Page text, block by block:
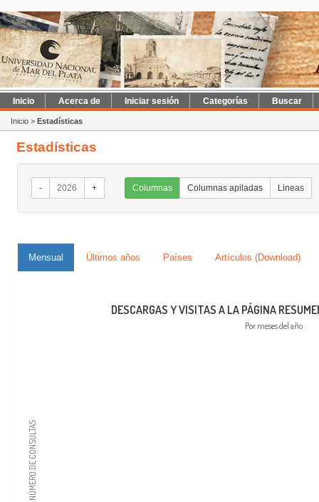
Inicio Acerca de Iniciar sesión Categorías Buscar
Inicio > Estadísticas
Estadísticas
- 2026 + Columnas Columnas apiladas Lineas
Mensual Últimos años Países Artículos (Download)
NÚMERO DE CONSULTAS
DESCARGAS Y VISITAS A LA PÁGINA
Por meses del año